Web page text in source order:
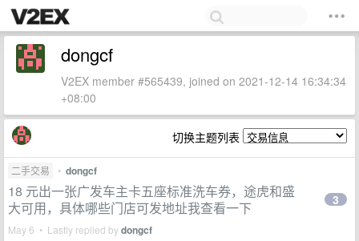
dongcf
V2EX member #565439, joined on 2021-12-14 16:34:34
+08:00
切换主题列表
二手交易 • dongcf
18 元出一张广发车主卡五座标准洗车券，途虎和盛
大可用，具体哪些门店可发地址我查看一下
May 6 • Lastly replied bydongcf
3